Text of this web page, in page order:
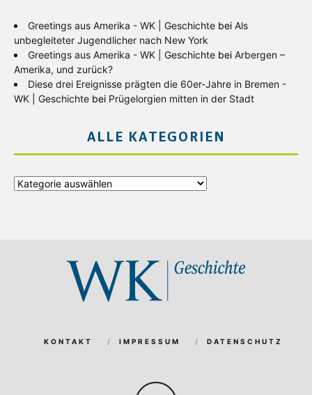
Greetings aus Amerika - WK | Geschichte bei Als
unbegleiteter Jugendlicher nach New York
Greetings aus Amerika - WK | Geschichte bei Arbergen –
Amerika, und zurück?
Diese drei Ereignisse prägten die 60er-Jahre in Bremen -
WK | Geschichte bei Prügelorgien mitten in der Stadt
ALLE KATEGORIEN
Alle
KONTAKT IMPRESSUM DATENSCHUTZ